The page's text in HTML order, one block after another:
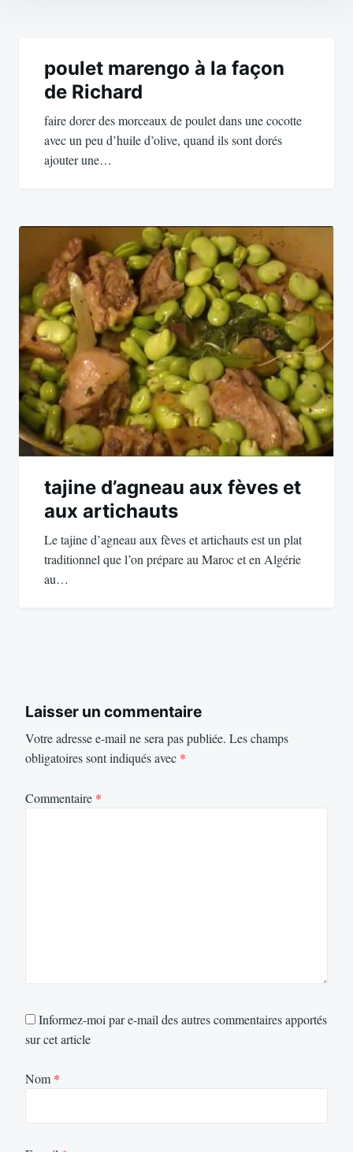
l’article
poulet marengo à la façon
de Richard
faire dorer des morceaux de poulet dans une cocotte
avec un peu d’huile d’olive, quand ils sont dorés
ajouter une…
tajine d’agneau aux fèves et
aux artichauts
Le tajine d’agneau aux fèves et artichauts est un plat
traditionnel que l’on prépare au Maroc et en Algérie
au…
Laisser un commentaire
Votre adresse e-mail ne sera pas publiée. Les champs
obligatoires sont indiqués avec *
Commentaire *
Informez-moi par e-mail des autres commentaires apportés
sur cet article
Nom *